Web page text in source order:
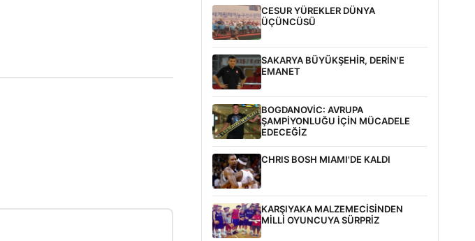
CESUR YÜREKLER DÜNYA
ÜÇÜNCÜSÜ
SAKARYA BÜYÜKŞEHİR, DERİN'E
EMANET
BOGDANOVİC: AVRUPA
ŞAMPİYONLUĞU İÇİN MÜCADELE
EDECEĞİZ
CHRIS BOSH MIAMI'DE KALDI
KARŞIYAKA MALZEMECİSİNDEN
MİLLİ OYUNCUYA SÜRPRİZ